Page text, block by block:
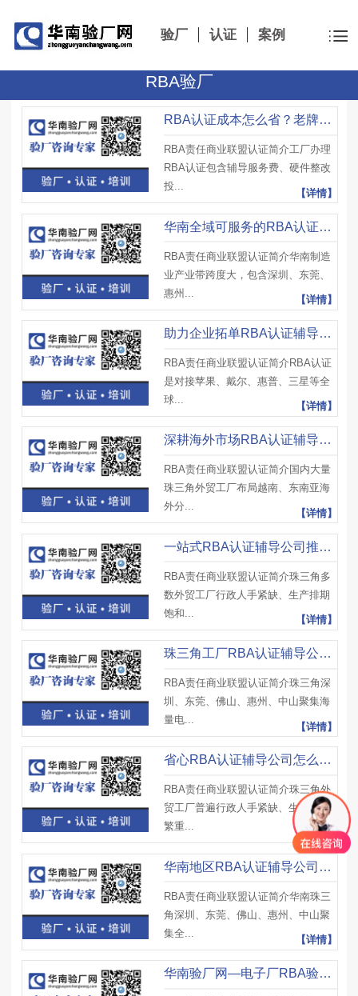
验厂 认证 案例
RBA验厂
RBA认证成本怎么省？老牌RBA认证辅导公司华南验厂网支招
RBA责任商业联盟认证简介工厂办理
RBA认证包含辅导服务费、硬件整改
投...
【详情】
华南全域可服务的RBA认证辅导公司，华南验厂网覆盖广
RBA责任商业联盟认证简介华南制造
业产业带跨度大，包含深圳、东莞、
惠州...
【详情】
助力企业拓单RBA认证辅导公司选哪家？权威推荐华南验厂网
RBA责任商业联盟认证简介RBA认证
是对接苹果、戴尔、惠普、三星等全
球...
【详情】
深耕海外市场RBA认证辅导公司是哪家？优选华南验厂网
RBA责任商业联盟认证简介国内大量
珠三角外贸工厂布局越南、东南亚海
外分...
【详情】
一站式RBA认证辅导公司推荐，华南验厂网全包整改方案
RBA责任商业联盟认证简介珠三角多
数外贸工厂行政人手紧缺、生产排期
饱和...
【详情】
珠三角工厂RBA认证辅导公司怎么选？华南验厂网口碑好
RBA责任商业联盟认证简介珠三角深
圳、东莞、佛山、惠州、中山聚集海
量电...
【详情】
省心RBA认证辅导公司怎么挑？华南验厂网一站式整改
RBA责任商业联盟认证简介珠三角外
贸工厂普遍行政人手紧缺、生产任务
繁重...
【详情】
华南地区RBA认证辅导公司哪家专业？华南验厂网经验足
RBA责任商业联盟认证简介华南珠三
角深圳、东莞、佛山、惠州、中山聚
集全...
【详情】
华南验厂网—电子厂RBA验厂辅导，熟悉海外客户审核标准